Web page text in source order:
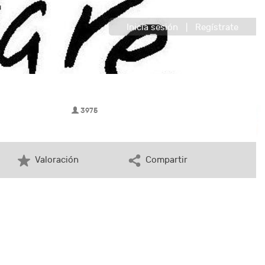
Inicia sesión Regístrate
3975
Valoración Compartir